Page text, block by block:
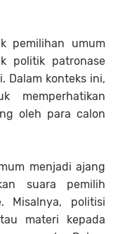
pemilihan umum
politik patronase
Dalam konteks ini,
memperhatikan
oleh para calon
menjadi ajang
suara pemilih
Misalnya, politisi
materi kepada